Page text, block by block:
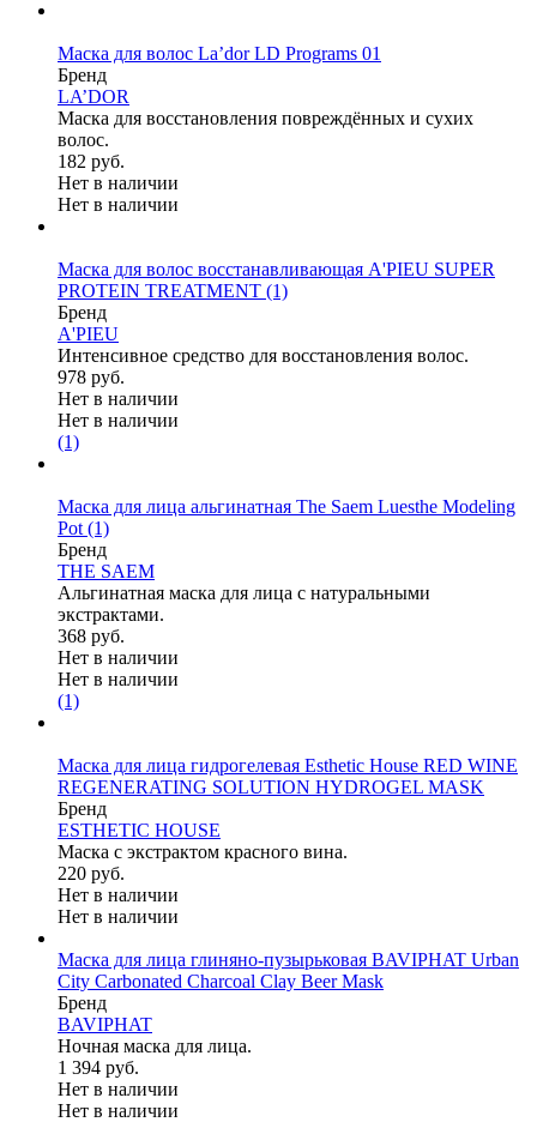
Маска для волос La’dor LD Programs 01
Бренд
LA’DOR
Маска для восстановления повреждённых и сухих
волос.
182 руб.
Нет в наличии
Нет в наличии
Маска для волос восстанавливающая A'PIEU SUPER
PROTEIN TREATMENT (1)
Бренд
A'PIEU
Интенсивное средство для восстановления волос.
978 руб.
Нет в наличии
Нет в наличии
(1)
Маска для лица альгинатная The Saem Luesthe Modeling
Pot (1)
Бренд
THE SAEM
Альгинатная маска для лица с натуральными
экстрактами.
368 руб.
Нет в наличии
Нет в наличии
(1)
Маска для лица гидрогелевая Esthetic House RED WINE
REGENERATING SOLUTION HYDROGEL MASK
Бренд
ESTHETIC HOUSE
Маска с экстрактом красного вина.
220 руб.
Нет в наличии
Нет в наличии
Маска для лица глиняно-пузырьковая BAVIPHAT Urban
City Carbonated Charcoal Clay Beer Mask
Бренд
BAVIPHAT
Ночная маска для лица.
1 394 руб.
Нет в наличии
Нет в наличии